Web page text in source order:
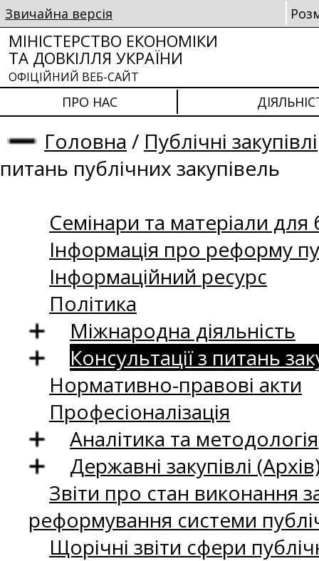
Звичайна версія
МІНІСТЕРСТВО ЕКОНОМІКИ
ТА ДОВКІЛЛЯ УКРАЇНИ
ОФІЦІЙНИЙ ВЕБ-САЙТ
ПРО НАС
Головна / Публічні закупівлі
питань публічних закупівель
Семінари та матеріали для
Інформація про реформу
Інформаційний ресурс
Політика
Міжнародна діяльність
Консультації з питань
Нормативно-правові акти
Професіоналізація
Аналітика та методологія
Державні закупівлі
Звіти про стан виконання
реформування системи
Щорічні звіти сфери